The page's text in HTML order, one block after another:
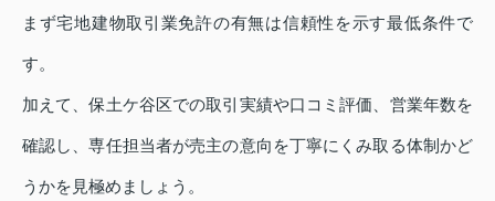
まず宅地建物取引業免許の有無は信頼性を示す最低条件で
す。
加えて、保土ケ谷区での取引実績や口コミ評価、営業年数を
確認し、専任担当者が売主の意向を丁寧にくみ取る体制かど
うかを見極めましょう。